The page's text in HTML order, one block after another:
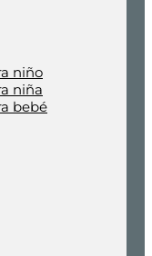
niño
niña
bebé